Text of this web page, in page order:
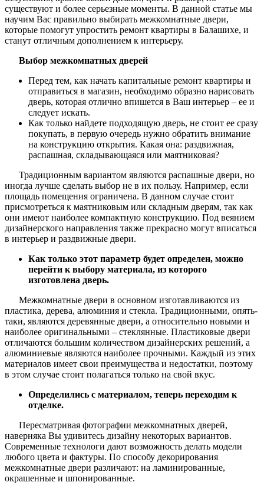
существуют и более серьезные моменты. В данной статье мы
научим Вас правильно выбирать межкомнатные двери,
которые помогут упростить ремонт квартиры в Балашихе, и
станут отличным дополнением к интерьеру.
Выбор межкомнатных дверей
Перед тем, как начать капитальные ремонт квартиры и
отправиться в магазин, необходимо образно нарисовать
дверь, которая отлично впишется в Ваш интерьер – ее и
следует искать.
Как только найдете подходящую дверь, не стоит ее сразу
покупать, в первую очередь нужно обратить внимание
на конструкцию открытия. Какая она: раздвижная,
распашная, складывающаяся или маятниковая?
Традиционным вариантом являются распашные двери, но
иногда лучше сделать выбор не в их пользу. Например, если
площадь помещения ограничена. В данном случае стоит
присмотреться к маятниковым или складным дверям, так как
они имеют наиболее компактную конструкцию. Под веянием
дизайнерского направления также прекрасно могут вписаться
в интерьер и раздвижные двери.
Как только этот параметр будет определен, можно
перейти к выбору материала, из которого
изготовлена дверь.
Межкомнатные двери в основном изготавливаются из
пластика, дерева, алюминия и стекла. Традиционными, опять-
таки, являются деревянные двери, а относительно новыми и
наиболее оригинальными – стеклянные. Пластиковые двери
отличаются большим количеством дизайнерских решений, а
алюминиевые являются наиболее прочными. Каждый из этих
материалов имеет свои преимущества и недостатки, поэтому
в этом случае стоит полагаться только на свой вкус.
Определились с материалом, теперь переходим к
отделке.
Пересматривая фотографии межкомнатных дверей,
наверняка Вы удивитесь дизайну некоторых вариантов.
Современные технологи дают возможность делать модели
любого цвета и фактуры. По способу декорирования
межкомнатные двери различают: на ламинированные,
окрашенные и шпонированные.